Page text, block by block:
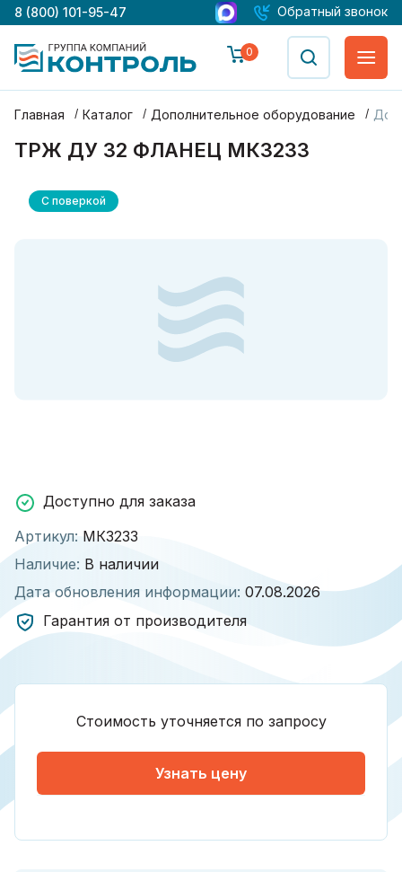
8 (800) 101-95-47 Обратный звонок
0
Главная Каталог Дополнительное оборудование
ТРЖ ДУ 32 ФЛАНЕЦ МК3233
С поверкой
Доступно для заказа
Артикул: МК3233
Наличие: В наличии
Дата обновления информации: 07.08.2026
Гарантия от производителя
Стоимость уточняется по запросу
Узнать цену